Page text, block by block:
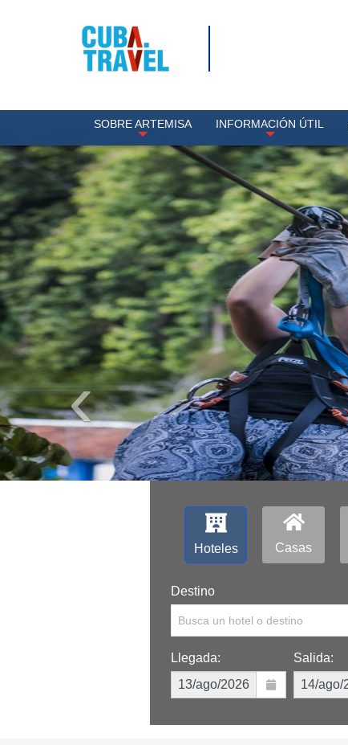
SOBRE ARTEMISA INFORMACIÓN ÚTIL
‹
Hoteles Casas
Destino
Busca un hotel o destino
Llegada: Salida: